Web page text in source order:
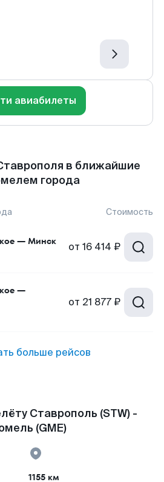
авиабилеты
в ближайшие
города
Стоимость
— Минск от 16 414 ₽
—
от 21 877 ₽
больше рейсов
Ставрополь (STW) -
(GME)
1155 км